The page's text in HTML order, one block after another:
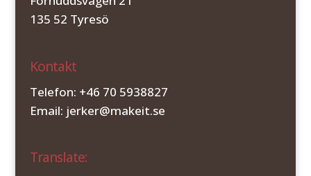
135 52 Tyresö
Kontakt
Telefon: +46 70 5938827
Email: jerker@makeit.se
Translate: